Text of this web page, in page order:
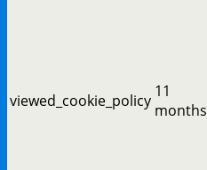
viewed_cookie_policy 11
months